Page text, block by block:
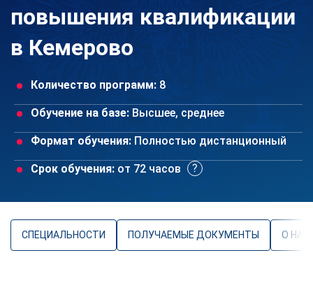
повышения квалификации
в Кемерово
Количество программ: 8
Обучение на базе: Высшее, среднее
Формат обучения: Полностью дистанционный
Срок обучения: от 72 часов
СПЕЦИАЛЬНОСТИ ПОЛУЧАЕМЫЕ ДОКУМЕНТЫ О